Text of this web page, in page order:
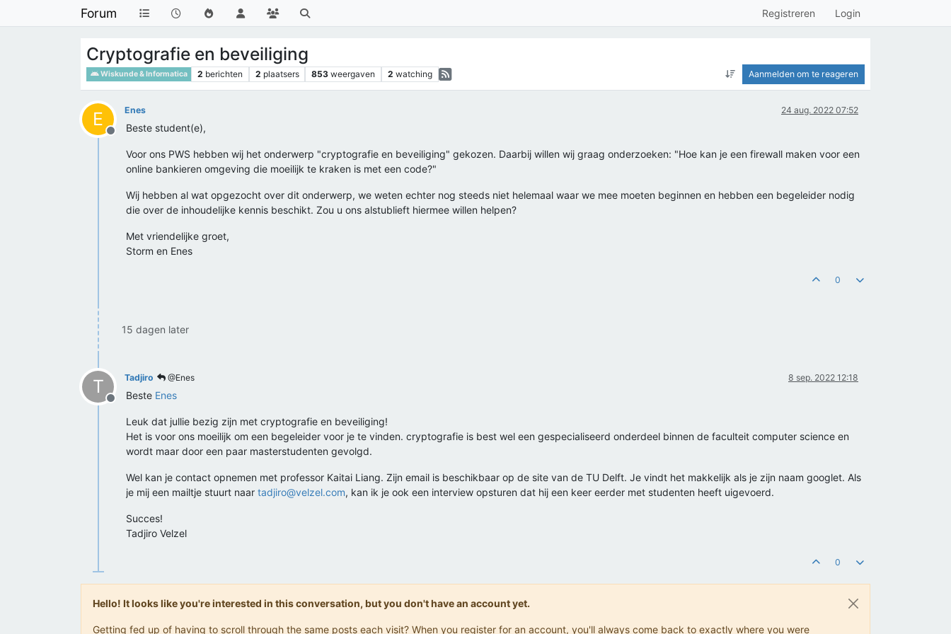
Forum Registreren Login
Cryptografie en beveiliging
Wiskunde & Informatica 2 berichten 2 plaatsers 853 weergaven 2 watching Aanmelden om te reageren
E
Offline
Enes 24 aug. 2022 07:52
Beste student(e),
Voor ons PWS hebben wij het onderwerp "cryptografie en beveiliging" gekozen. Daarbij willen wij graag onderzoeken: "Hoe kan je een firewall maken voor een
online bankieren omgeving die moeilijk te kraken is met een code?"
Wij hebben al wat opgezocht over dit onderwerp, we weten echter nog steeds niet helemaal waar we mee moeten beginnen en hebben een begeleider nodig
die over de inhoudelijke kennis beschikt. Zou u ons alstublieft hiermee willen helpen?
Met vriendelijke groet,
Storm en Enes
0
15 dagen later
T
Offline
Tadjiro @Enes 8 sep. 2022 12:18
Beste Enes
Leuk dat jullie bezig zijn met cryptografie en beveiliging!
Het is voor ons moeilijk om een begeleider voor je te vinden. cryptografie is best wel een gespecialiseerd onderdeel binnen de faculteit computer science en
wordt maar door een paar masterstudenten gevolgd.
Wel kan je contact opnemen met professor Kaitai Liang. Zijn email is beschikbaar op de site van de TU Delft. Je vindt het makkelijk als je zijn naam googlet. Als
je mij een mailtje stuurt naar tadjiro@velzel.com, kan ik je ook een interview opsturen dat hij een keer eerder met studenten heeft uigevoerd.
Succes!
Tadjiro Velzel
0
Hello! It looks like you're interested in this conversation, but you don't have an account yet.
Getting fed up of having to scroll through the same posts each visit? When you register for an account, you'll always come back to exactly where you were